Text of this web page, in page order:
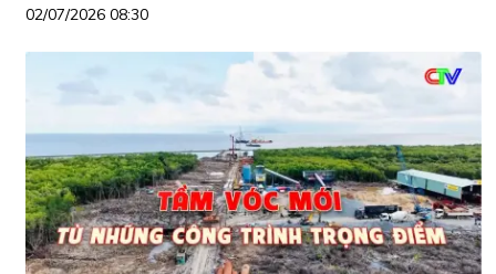
02/07/2026 08:30